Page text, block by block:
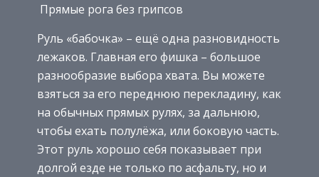
Прямые рога без грипсов
Руль «бабочка» – ещё одна разновидность
лежаков. Главная его фишка – большое
разнообразие выбора хвата. Вы можете
взяться за его переднюю перекладину, как
на обычных прямых рулях, за дальнюю,
чтобы ехать полулёжа, или боковую часть.
Этот руль хорошо себя показывает при
долгой езде не только по асфальту, но и